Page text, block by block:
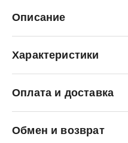
Описание
Характеристики
Оплата и доставка
Обмен и возврат